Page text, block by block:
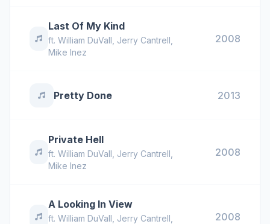
Last Of My Kind
ft. William DuVall Jerry Cantrell
Mike Inez
2008
Pretty Done 2013
Private Hell
ft. William DuVall Jerry Cantrell
Mike Inez
2008
A Looking In View
ft. William DuVall Jerry Cantrell 2008